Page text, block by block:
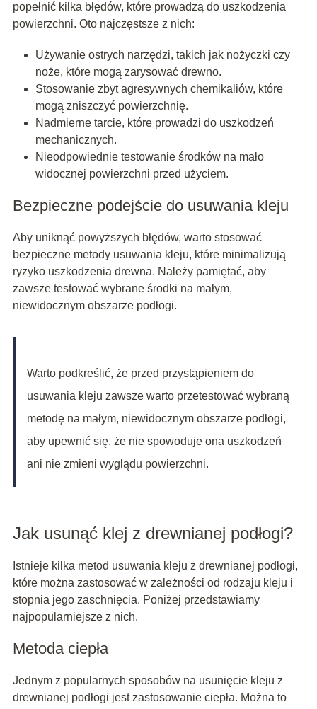
popełnić kilka błędów, które prowadzą do uszkodzenia
powierzchni. Oto najczęstsze z nich:
Używanie ostrych narzędzi, takich jak nożyczki czy
noże, które mogą zarysować drewno.
Stosowanie zbyt agresywnych chemikaliów, które
mogą zniszczyć powierzchnię.
Nadmierne tarcie, które prowadzi do uszkodzeń
mechanicznych.
Nieodpowiednie testowanie środków na mało
widocznej powierzchni przed użyciem.
Bezpieczne podejście do usuwania kleju
Aby uniknąć powyższych błędów, warto stosować
bezpieczne metody usuwania kleju, które minimalizują
ryzyko uszkodzenia drewna. Należy pamiętać, aby
zawsze testować wybrane środki na małym,
niewidocznym obszarze podłogi.
Warto podkreślić, że przed przystąpieniem do
usuwania kleju zawsze warto przetestować wybraną
metodę na małym, niewidocznym obszarze podłogi,
aby upewnić się, że nie spowoduje ona uszkodzeń
ani nie zmieni wyglądu powierzchni.
Jak usunąć klej z drewnianej podłogi?
Istnieje kilka metod usuwania kleju z drewnianej podłogi,
które można zastosować w zależności od rodzaju kleju i
stopnia jego zaschnięcia. Poniżej przedstawiamy
najpopularniejsze z nich.
Metoda ciepła
Jednym z popularnych sposobów na usunięcie kleju z
drewnianej podłogi jest zastosowanie ciepła. Można to